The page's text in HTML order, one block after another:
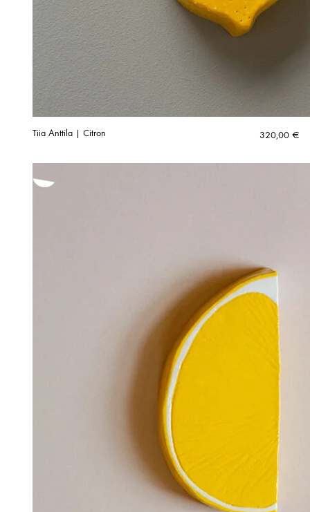
Tiia Anttila | Citron 320,00 €